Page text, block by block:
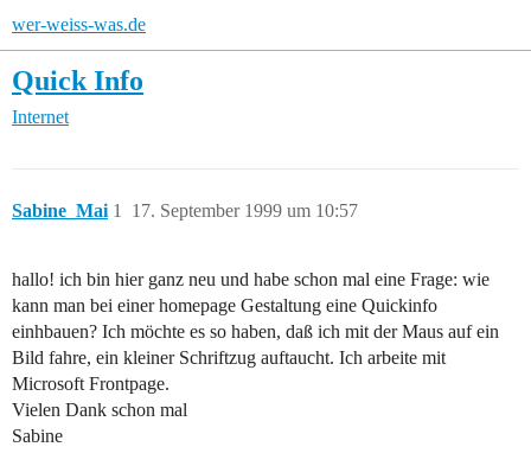
wer-weiss-was.de
Quick Info
Internet
Sabine_Mai 17. September 1999 um 10:57
1
hallo! ich bin hier ganz neu und habe schon mal eine Frage: wie
kann man bei einer homepage Gestaltung eine Quickinfo
einhbauen? Ich möchte es so haben, daß ich mit der Maus auf ein
Bild fahre, ein kleiner Schriftzug auftaucht. Ich arbeite mit
Microsoft Frontpage.
Vielen Dank schon mal
Sabine